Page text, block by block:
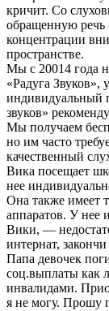
кричит. Со
обращенную речь
концентрации
пространстве.
Мы с 20014 года
«Радуга Звуков»,
индивидуальный
звуков»
Мы получаем
но им часто
качественный
Вика посещает
нее
Она также имеет
аппаратов. У нее
Вики, —
интернат,
Папа девочек
соц.выплаты как
инвалидами.
я не могу. Прошу